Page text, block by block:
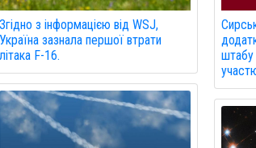
Згідно з інформацією від WSJ,
Україна зазнала першої втрати
літака F-16.
штабу